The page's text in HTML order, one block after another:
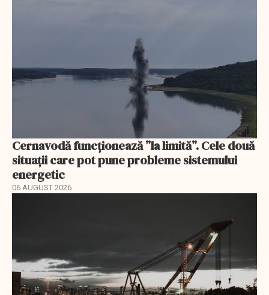
Cernavodă funcționează ”la limită”. Cele două
situații care pot pune probleme sistemului
energetic
06 AUGUST 2026